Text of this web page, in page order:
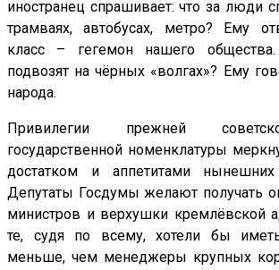
иностранец спрашивает: что за люди
трамваях, автобусах, метро? Ему
класс – гегемон нашего
подвозят на чёрных «волгах»? Ему
народа.
Привилегии прежней
государственной номенклатуры
достатком и аппетитами нынешних
Депутаты Госдумы желают получать
министров и верхушки кремлёвской
те, судя по всему, хотели бы
меньше, чем менеджеры крупных